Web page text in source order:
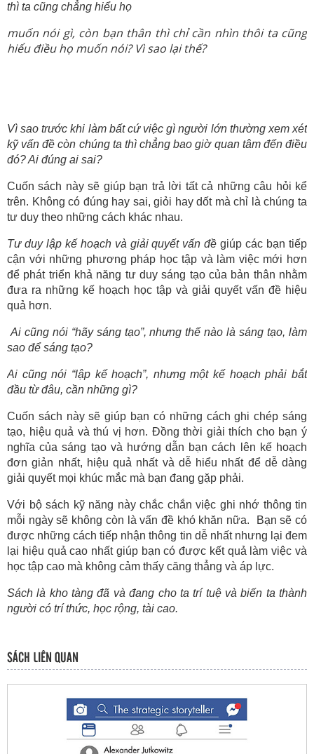
thì ta cũng chẳng hiểu họ
muốn nói gì, còn bạn thân thì chỉ cần nhìn thôi ta cũng
hiểu điều họ muốn nói? Vì sao lại thế?
Vì sao trước khi làm bất cứ việc gì người lớn thường xem xét
kỹ vấn đề còn chúng ta thì chẳng bao giờ quan tâm đến điều
đó? Ai đúng ai sai?
Cuốn sách này sẽ giúp bạn trả lời tất cả những câu hỏi kể
trên. Không có đúng hay sai, giỏi hay dốt mà chỉ là chúng ta
tư duy theo những cách khác nhau.
Tư duy lập kế hoạch và giải quyết vấn đềgiúp các bạn tiếp
cận với những phương pháp học tập và làm việc mới hơn
để phát triển khả năng tư duy sáng tạo của bản thân nhằm
đưa ra những kế hoạch học tập và giải quyết vấn đề hiệu
quả hơn.
Ai cũng nói “hãy sáng tạo”, nhưng thế nào là sáng tạo, làm
sao để sáng tạo?
Ai cũng nói “lập kế hoạch”, nhưng một kế hoạch phải bắt
đầu từ đâu, cần những gì?
Cuốn sách này sẽ giúp bạn có những cách ghi chép sáng
tạo, hiệu quả và thú vị hơn. Đồng thời giải thích cho bạn ý
nghĩa của sáng tạo và hướng dẫn bạn cách lên kế hoạch
đơn giản nhất, hiệu quả nhất và dễ hiểu nhất để dễ dàng
giải quyết mọi khúc mắc mà bạn đang gặp phải.
Với bộ sách kỹ năng này chắc chắn việc ghi nhớ thông tin
mỗi ngày sẽ không còn là vấn đề khó khăn nữa. Bạn sẽ có
được những cách tiếp nhận thông tin dễ nhất nhưng lại đem
lại hiệu quả cao nhất giúp bạn có được kết quả làm việc và
học tập cao mà không cảm thấy căng thẳng và áp lực.
Sách là kho tàng đã và đang cho ta trí tuệ và biến ta thành
người có trí thức, học rộng, tài cao.
SÁCH LIÊN QUAN